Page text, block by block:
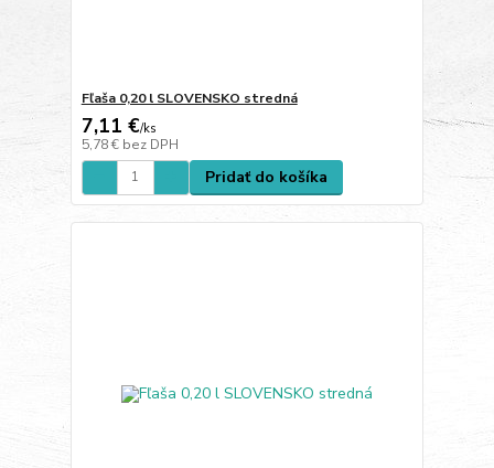
Fľaša 0,20 l SLOVENSKO stredná
7,11 €/ks
5,78 € bez DPH
Pridať do košíka